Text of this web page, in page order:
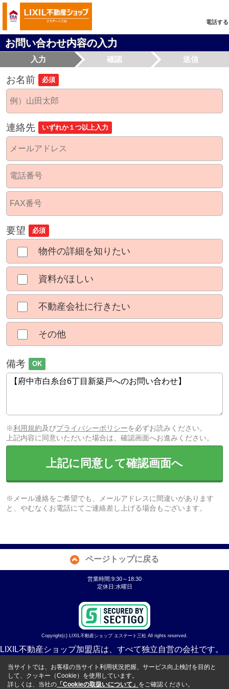
電話する
お問い合わせ内容の入力
入力 確認 送信
お名前 必須
連絡先 いずれか１つ以上入力
要望 必須
物件の詳細を知りたい
資料がほしい
不動産会社に行きたい
その他
備考 OK
※利用規約及びプライバシーポリシーを必ずお読みください。
上記内容に同意いただいた場合は、確認画面へお進みください。
上記に同意して確認画面へ
※メール連絡をご希望でも、メールアドレスに間違いがあります
と、やむなくお電話にてご連絡差し上げる場合もございます。
ページトップに戻る
営業時間:9:30～18:30
定休日:水曜日
Copyright(c) LIXIL不動産ショップ エステート三松 All rights reserved.
LIXIL不動産ショップ加盟店は、すべて独立自営の会社です。
当サイトでは、お客様の当サイト利用状況把握、サービス向上検討を目的と
して、クッキー（Cookie）を使用しています。
詳しくは、当社の 「Cookieの取扱いについて」 をご確認ください。